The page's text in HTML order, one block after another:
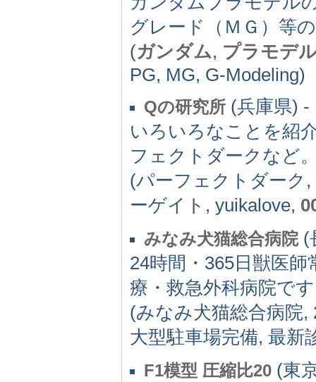
グレード（ＭＧ）等
(ガンダム, プラモデ
PG, MG, G-Modeling)
Qの研究所 (兵庫県) -
いろいろなことを紹
フェクトダークなど
(パーフェクトダー
ーゲイト, yuikalove,
みなみ犬猫総合病院(
24時間・365日獣医
療・救急外科病院で
(みなみ犬猫総合病院,
大型駐車場完備, 最新
F1模型 圧縮比20 (東